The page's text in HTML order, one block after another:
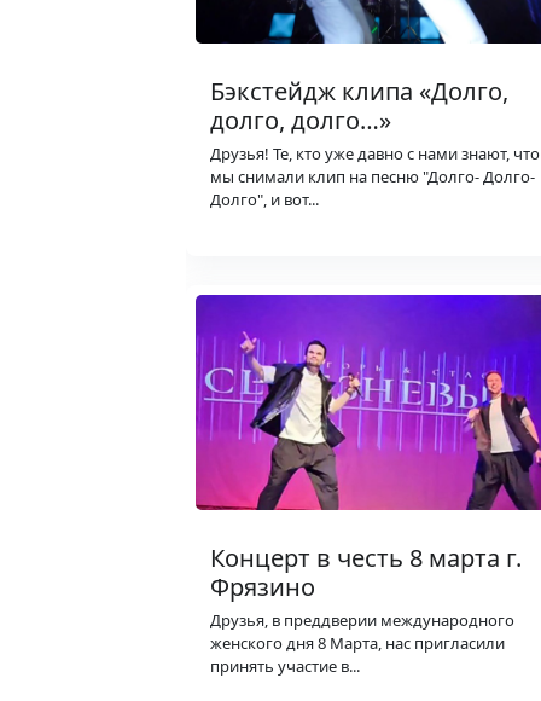
Бэкстейдж клипа «Долго,
долго, долго…»
Друзья! Те, кто уже давно с нами знают, что
мы снимали клип на песню "Долго- Долго-
Долго", и вот...
Концерт в честь 8 марта г.
Фрязино
Друзья, в преддверии международного
женского дня 8 Марта, нас пригласили
принять участие в...